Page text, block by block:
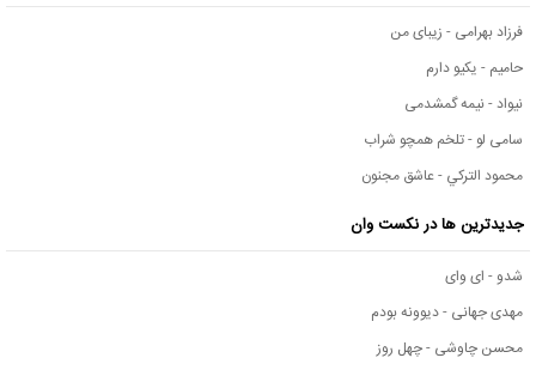
فرزاد بهرامی - زیبای من
حامیم - یکیو دارم
نیواد - نیمه گمشدمی
سامی لو - تلخم همچو شراب
محمود التركي - عاشق مجنون
جدیدترین ها در نکست وان
شدو - ای وای
مهدی جهانی - دیوونه بودم
محسن چاوشی - چهل روز